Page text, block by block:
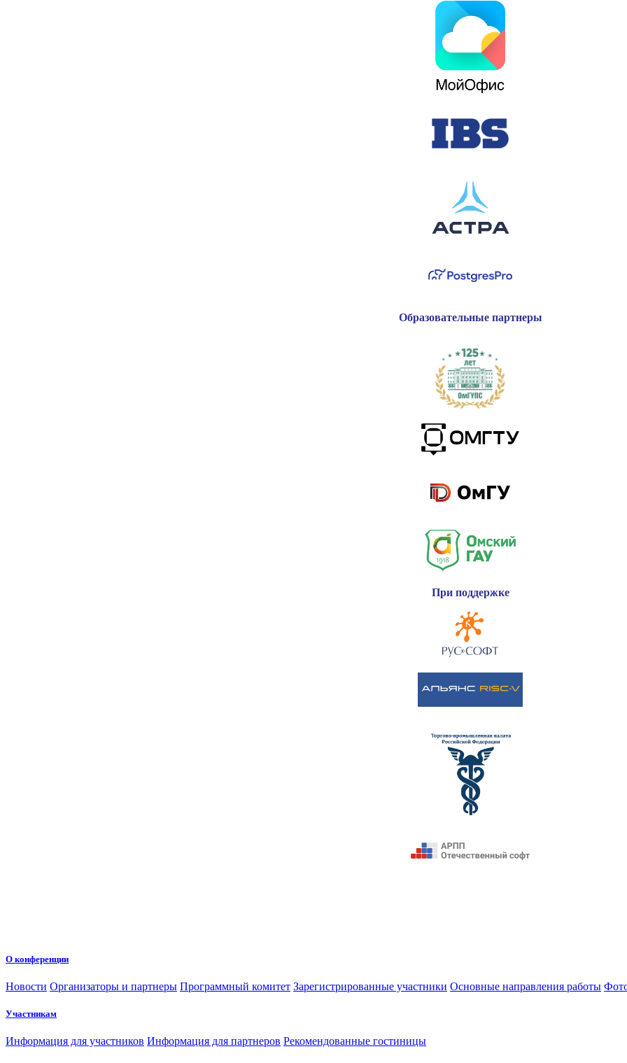
Образовательные партнеры
При поддержке
О конференции
Новости Организаторы и партнеры Программный комитет Зарегистрированные участники Основные направления работы
Участникам
Информация для участников Информация для партнеров Рекомендованные гостиницы